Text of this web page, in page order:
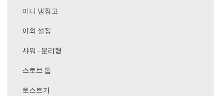
미니 냉장고
야외 설정
샤워 - 분리형
스토브 톱
토스트기